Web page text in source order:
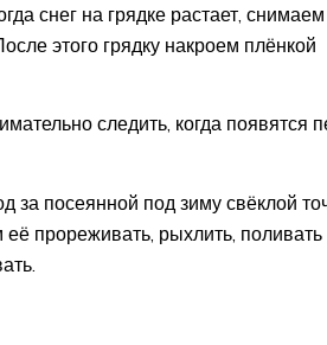
снег на грядке растает,
этого грядку накроем плёнкой
следить, когда появятся
за посеянной под зиму свёклой
прореживать, рыхлить,